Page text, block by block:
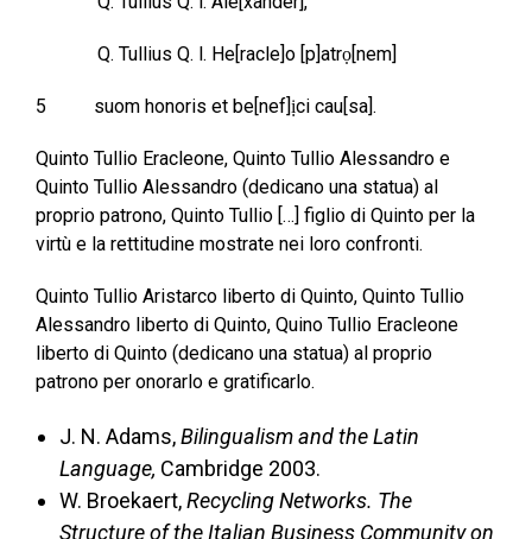
Q. Tullius Q. l. He[racle]o [p]atrọ[nem]
5 suom honoris et be[nef]ịci cau[sa].
Quinto Tullio Eracleone, Quinto Tullio Alessandro e
Quinto Tullio Alessandro (dedicano una statua) al
proprio patrono, Quinto Tullio […] figlio di Quinto per la
virtù e la rettitudine mostrate nei loro confronti.
Quinto Tullio Aristarco liberto di Quinto, Quinto Tullio
Alessandro liberto di Quinto, Quino Tullio Eracleone
liberto di Quinto (dedicano una statua) al proprio
patrono per onorarlo e gratificarlo.
J. N. Adams,Bilingualism and the Latin
Language, Cambridge 2003.
W. Broekaert,Recycling Networks. The
Structure of the Italian Business Community on